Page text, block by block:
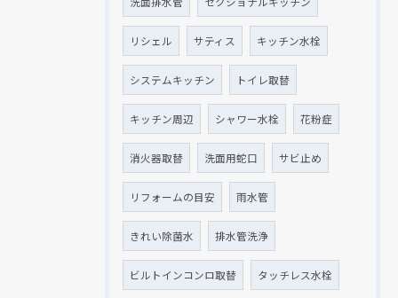
リシェル サティス キッチン水栓
システムキッチン トイレ取替
キッチン周辺 シャワー水栓 花粉症
消火器取替 洗面用蛇口 サビ止め
リフォームの目安 雨水管
きれい除菌水 排水管洗浄
ビルトインコンロ取替 タッチレス水栓